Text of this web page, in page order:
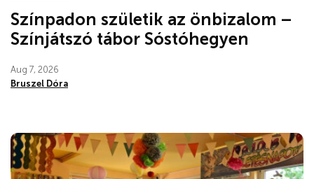
Színpadon születik az önbizalom –
Színjátszó tábor Sóstóhegyen
Aug 7, 2026
Bruszel Dóra